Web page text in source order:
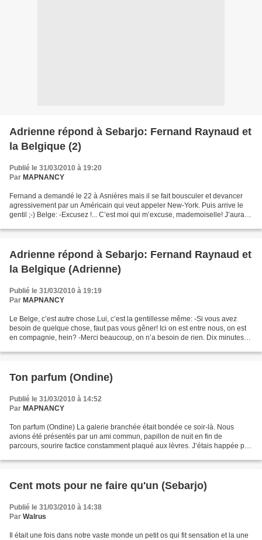
Adrienne répond à Sebarjo: Fernand Raynaud et
la Belgique (2)
Publié le 31/03/2010 à 19:20
Par MAPNANCY
Fernand a demandé le 22 à Asnières mais il se fait bousculer et devancer
agressivement par un Américain qui veut appeler New-York. Puis arrive le
gentil ;-) Belge: -Excusez !... C’est moi qui m’excuse, mademoiselle! J’aurais
Adrienne répond à Sebarjo: Fernand Raynaud et
la Belgique (Adrienne)
Publié le 31/03/2010 à 19:19
Par MAPNANCY
Le Belge, c’est autre chose.Lui, c’est la gentillesse même: -Si vous avez
besoin de quelque chose, faut pas vous gêner! Ici on est entre nous, on est
en compagnie, hein? -Merci beaucoup, on n’a besoin de rien. Dix minutes
Ton parfum (Ondine)
Publié le 31/03/2010 à 14:52
Par MAPNANCY
Ton parfum (Ondine) La galerie branchée était bondée ce soir-là. Nous
avions été présentés par un ami commun, papillon de nuit en fin de
parcours, sourire factice constamment plaqué aux lèvres. J’étais happée par
Cent mots pour ne faire qu'un (Sebarjo)
Publié le 31/03/2010 à 14:38
Par Walrus
Il était une fois dans notre vaste monde un petit os qui fit sensation et la une